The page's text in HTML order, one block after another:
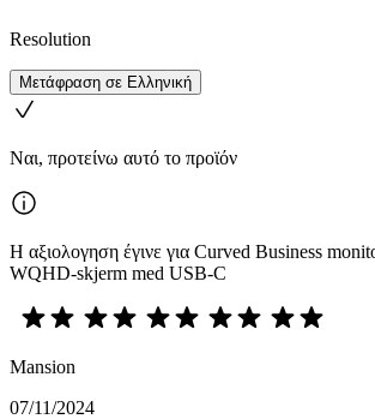
Resolution
Μετάφραση σε Ελληνική
Ναι, προτείνω αυτό το προϊόν
Η αξιολογηση έγινε για Curved Business
WQHD-skjerm med USB-C
Mansion
07/11/2024